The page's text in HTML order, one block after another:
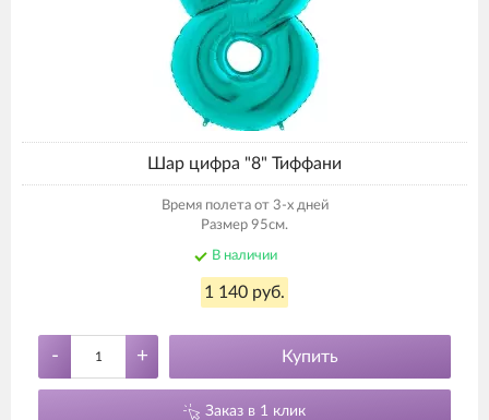
Шар цифра "8" Тиффани
Время полета от 3-х дней
Размер 95см.
В наличии
1 140 руб.
- + Купить
Заказ в 1 клик